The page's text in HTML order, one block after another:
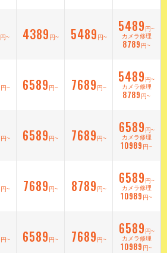
円~ 4389 円~ 5489 円~
5489 円~
カメラ修理
8789 円~
円~ 6589 円~ 7689 円~
5489 円~
カメラ修理
8789 円~
円~ 6589 円~ 7689 円~
6589 円~
カメラ修理
10989 円~
円~ 7689 円~ 8789 円~
6589 円~
カメラ修理
10989 円~
円~ 6589 円~ 7689 円~
6589 円~
カメラ修理
10989 円~